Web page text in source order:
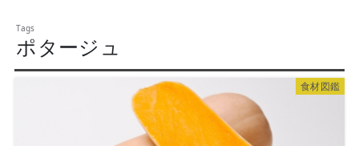
ポタージュ
食材図鑑